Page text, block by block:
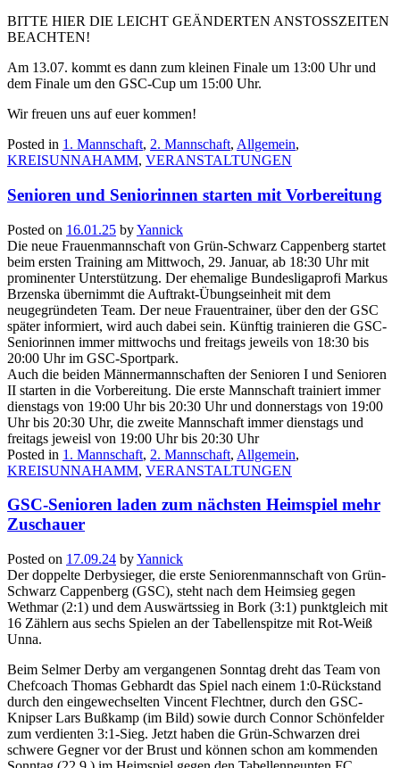
BITTE HIER DIE LEICHT GEÄNDERTEN ANSTOSSZEITEN
BEACHTEN!
Am 13.07. kommt es dann zum kleinen Finale um 13:00 Uhr und
dem Finale um den GSC-Cup um 15:00 Uhr.
Wir freuen uns auf euer kommen!
Posted in 1. Mannschaft, 2. Mannschaft, Allgemein,
KREISUNNAHAMM, VERANSTALTUNGEN
Senioren und Seniorinnen starten mit Vorbereitung
Posted on 16.01.25 byYannick
Die neue Frauenmannschaft von Grün-Schwarz Cappenberg startet
beim ersten Training am Mittwoch, 29. Januar, ab 18:30 Uhr mit
prominenter Unterstützung. Der ehemalige Bundesligaprofi Markus
Brzenska übernimmt die Auftrakt-Übungseinheit mit dem
neugegründeten Team. Der neue Frauentrainer, über den der GSC
später informiert, wird auch dabei sein. Künftig trainieren die GSC-
Seniorinnen immer mittwochs und freitags jeweils von 18:30 bis
20:00 Uhr im GSC-Sportpark.
Auch die beiden Männermannschaften der Senioren I und Senioren
II starten in die Vorbereitung. Die erste Mannschaft trainiert immer
dienstags von 19:00 Uhr bis 20:30 Uhr und donnerstags von 19:00
Uhr bis 20:30 Uhr, die zweite Mannschaft immer dienstags und
freitags jeweisl von 19:00 Uhr bis 20:30 Uhr
Posted in 1. Mannschaft, 2. Mannschaft, Allgemein,
KREISUNNAHAMM, VERANSTALTUNGEN
GSC-Senioren laden zum nächsten Heimspiel mehr
Zuschauer
Posted on 17.09.24 byYannick
Der doppelte Derbysieger, die erste Seniorenmannschaft von Grün-
Schwarz Cappenberg (GSC), steht nach dem Heimsieg gegen
Wethmar (2:1) und dem Auswärtssieg in Bork (3:1) punktgleich mit
16 Zählern aus sechs Spielen an der Tabellenspitze mit Rot-Weiß
Unna.
Beim Selmer Derby am vergangenen Sonntag dreht das Team von
Chefcoach Thomas Gebhardt das Spiel nach einem 1:0-Rückstand
durch den eingewechselten Vincent Flechtner, durch den GSC-
Knipser Lars Bußkamp (im Bild) sowie durch Connor Schönfelder
zum verdienten 3:1-Sieg. Jetzt haben die Grün-Schwarzen drei
schwere Gegner vor der Brust und können schon am kommenden